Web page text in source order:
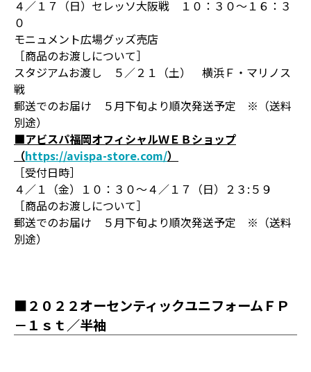
４／１７（日）セレッソ大阪戦 １０：３０～１６：３
０
モニュメント広場グッズ売店
［商品のお渡しについて］
スタジアムお渡し ５／２１（土） 横浜Ｆ・マリノス
戦
郵送でのお届け ５月下旬より順次発送予定 ※（送料
別途）
■アビスパ福岡オフィシャルＷＥＢショップ
（https://avispa-store.com/）
［受付日時］
４／１（金）１０：３０～４／１７（日）２３:５９
［商品のお渡しについて］
郵送でのお届け ５月下旬より順次発送予定 ※（送料
別途）
■２０２２オーセンティックユニフォームＦＰ
－１ｓｔ／半袖